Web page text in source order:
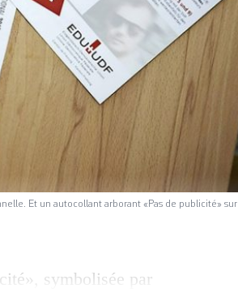
Et un autocollant arborant «Pas de publicité» sur
symbolisée par